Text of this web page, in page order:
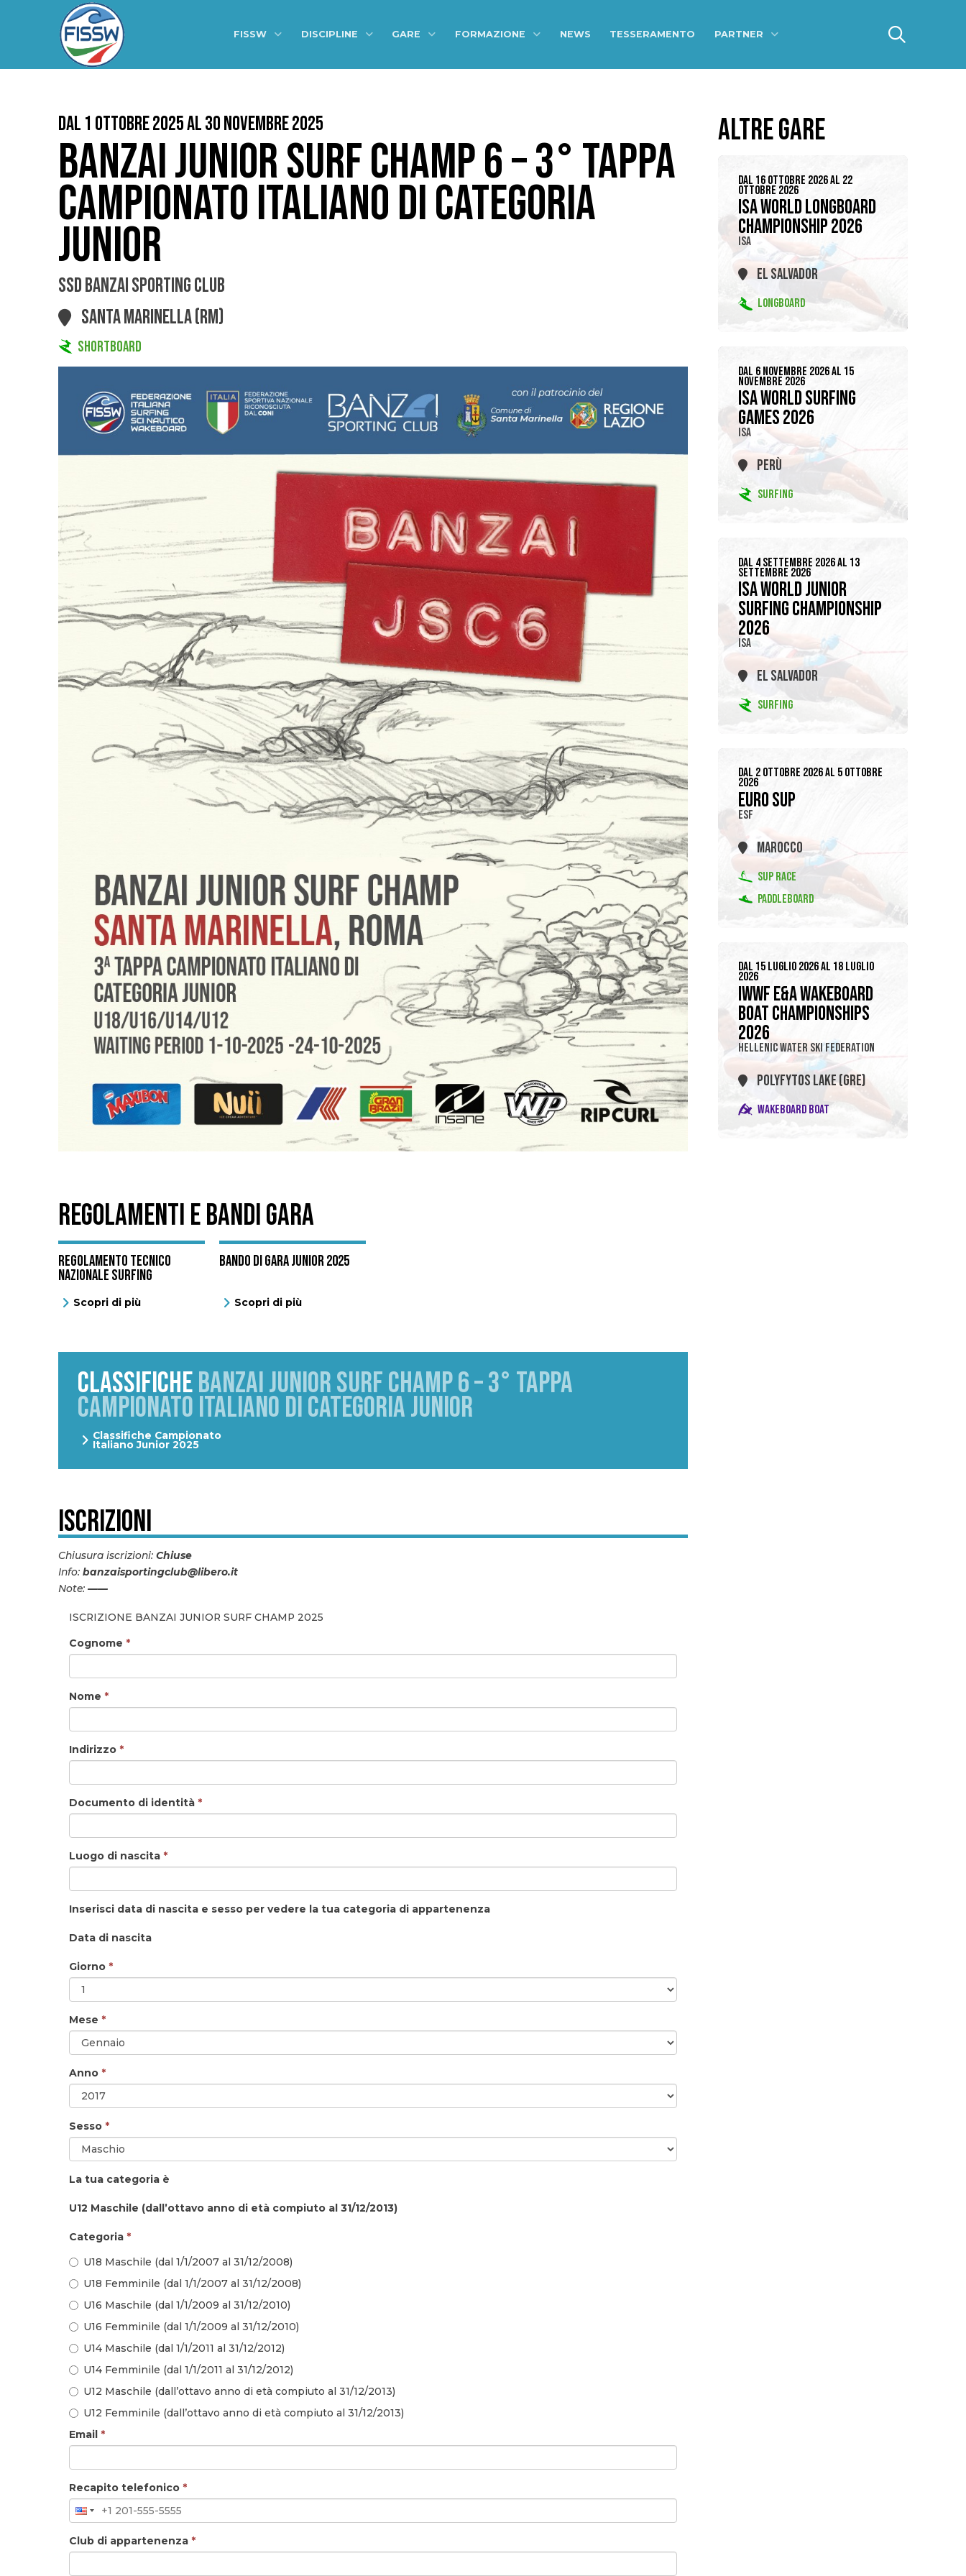
FISSW DISCIPLINE GARE FORMAZIONE NEWS TESSERAMENTO PARTNER
Dal 1 Ottobre 2025 al 30 Novembre 2025
BANZAI JUNIOR SURF CHAMP 6 – 3° TAPPA
CAMPIONATO ITALIANO DI CATEGORIA
JUNIOR
SSD BANZAI SPORTING CLUB
SANTA MARINELLA (RM)
SHORTBOARD
REGOLAMENTI E BANDI GARA
Regolamento Tecnico
Nazionale Surfing
Scopri di più
Bando di Gara Junior 2025
Scopri di più
CLASSIFICHEBANZAI JUNIOR SURF CHAMP 6 – 3° TAPPA
CAMPIONATO ITALIANO DI CATEGORIA JUNIOR
Classifiche Campionato
Italiano Junior 2025
Iscrizioni
Chiusura iscrizioni:Chiuse
Info: banzaisportingclub@libero.it
Note: ——
ISCRIZIONE BANZAI JUNIOR SURF CHAMP 2025
Cognome *
Nome *
Indirizzo *
Documento di identità *
Luogo di nascita *
Inserisci data di nascita e sesso per vedere la tua categoria di appartenenza
Data di nascita
Giorno *
Mese *
Anno *
Sesso *
La tua categoria è
U12 Maschile (dall’ottavo anno di età compiuto al 31/12/2013)
Categoria *
U18 Maschile (dal 1/1/2007 al 31/12/2008)
U18 Femminile (dal 1/1/2007 al 31/12/2008)
U16 Maschile (dal 1/1/2009 al 31/12/2010)
U16 Femminile (dal 1/1/2009 al 31/12/2010)
U14 Maschile (dal 1/1/2011 al 31/12/2012)
U14 Femminile (dal 1/1/2011 al 31/12/2012)
U12 Maschile (dall’ottavo anno di età compiuto al 31/12/2013)
U12 Femminile (dall’ottavo anno di età compiuto al 31/12/2013)
Email *
Recapito telefonico *
Club di appartenenza *
ALTRE GARE
DAL 16 OTTOBRE 2026 AL 22
OTTOBRE 2026
ISA WORLD LONGBOARD
CHAMPIONSHIP 2026
ISA
EL SALVADOR
LONGBOARD
DAL 6 NOVEMBRE 2026 AL 15
NOVEMBRE 2026
ISA WORLD SURFING
GAMES 2026
ISA
PERÙ
SURFING
DAL 4 SETTEMBRE 2026 AL 13
SETTEMBRE 2026
ISA WORLD JUNIOR
SURFING CHAMPIONSHIP
2026
ISA
EL SALVADOR
SURFING
DAL 2 OTTOBRE 2026 AL 5 OTTOBRE
2026
EURO SUP
ESF
MAROCCO
SUP RACE
PADDLEBOARD
DAL 15 LUGLIO 2026 AL 18 LUGLIO
2026
IWWF E&A WAKEBOARD
BOAT CHAMPIONSHIPS
2026
HELLENIC WATER SKI FEDERATION
POLYFYTOS LAKE (GRE)
WAKEBOARD BOAT